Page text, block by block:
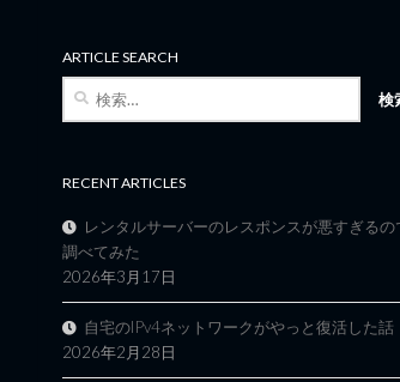
ARTICLE SEARCH
RECENT ARTICLES
レンタルサーバーのレスポンスが悪すぎるの
調べてみた
2026年3月17日
自宅のIPv4ネットワークがやっと復活した話
2026年2月28日